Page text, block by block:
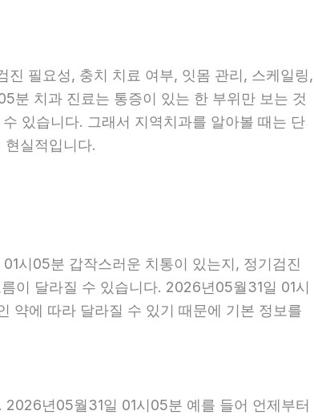
필요성, 충치 치료 여부, 잇몸 관리, 스케일링,
분 치과 진료는 통증이 있는 한 부위만 보는 것
있습니다. 그래서 지역치과를 알아볼 때는 단
실적입니다.
시05분 갑작스러운 치통이 있는지, 정기검진
이 달라질 수 있습니다. 2026년05월31일 01시
약에 따라 달라질 수 있기 때문에 기본 정보를
년05월31일 01시05분 예를 들어 언제부터